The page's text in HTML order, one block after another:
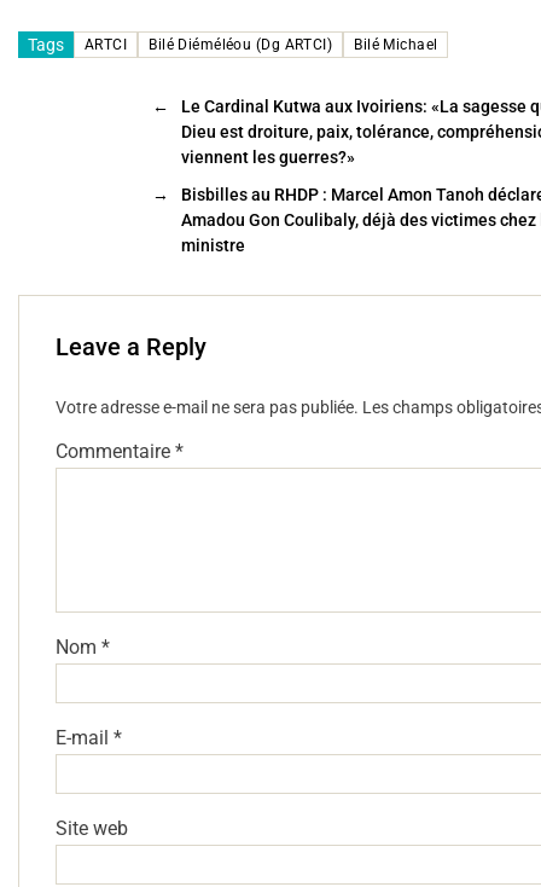
c
tt ai ta
g
er
Tags ARTCI Bilé Diéméléou (Dg ARTCI) Bilé Michael
←
Le Cardinal Kutwa aux Ivoiriens: «La sagesse
Dieu est droiture, paix, tolérance,
viennent les guerres?»
→
Bisbilles au RHDP : Marcel Amon Tanoh
Amadou Gon Coulibaly, déjà des victimes
ministre
Leave a Reply
Votre adresse e-mail ne sera pas publiée. Les champs
Commentaire *
Nom *
E-mail *
Site web